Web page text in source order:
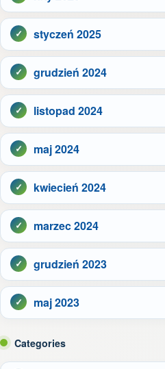
styczeń 2025
grudzień 2024
listopad 2024
maj 2024
kwiecień 2024
marzec 2024
grudzień 2023
maj 2023
Categories